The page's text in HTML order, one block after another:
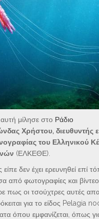
μίλησε στο Ράδιο
Χρήστου, διευθυντής
του Ελληνικού
(ΕΛΚΕΘΕ).
δεν έχει ερευνηθεί επί
από φωτογραφίες και
πως οι τσούχτρες αυτές
για το είδος Pelagia
όπου εμφανίζεται, όπως